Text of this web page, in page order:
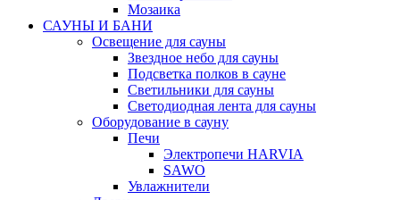
Мозаика
САУНЫ И БАНИ
Освещение для сауны
Звездное небо для сауны
Подсветка полков в сауне
Светильники для сауны
Светодиодная лента для сауны
Оборудование в сауну
Печи
Электропечи HARVIA
SAWO
Увлажнители